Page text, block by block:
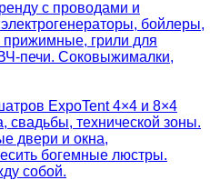
с проводами и
бойлеры,
грили для
печи. Соковыжималки,
ExpoTent 4×4 и 8×4
свадьбы, технической зоны.
двери и окна,
богемные люстры.
собой.